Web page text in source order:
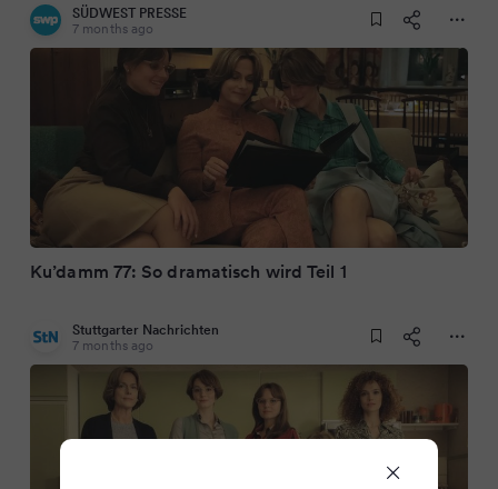
SÜDWEST PRESSE
7 months ago
Ku’damm 77: So dramatisch wird Teil 1
Stuttgarter Nachrichten
7 months ago